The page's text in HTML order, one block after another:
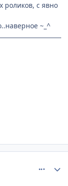
роликов, с явно
~_^